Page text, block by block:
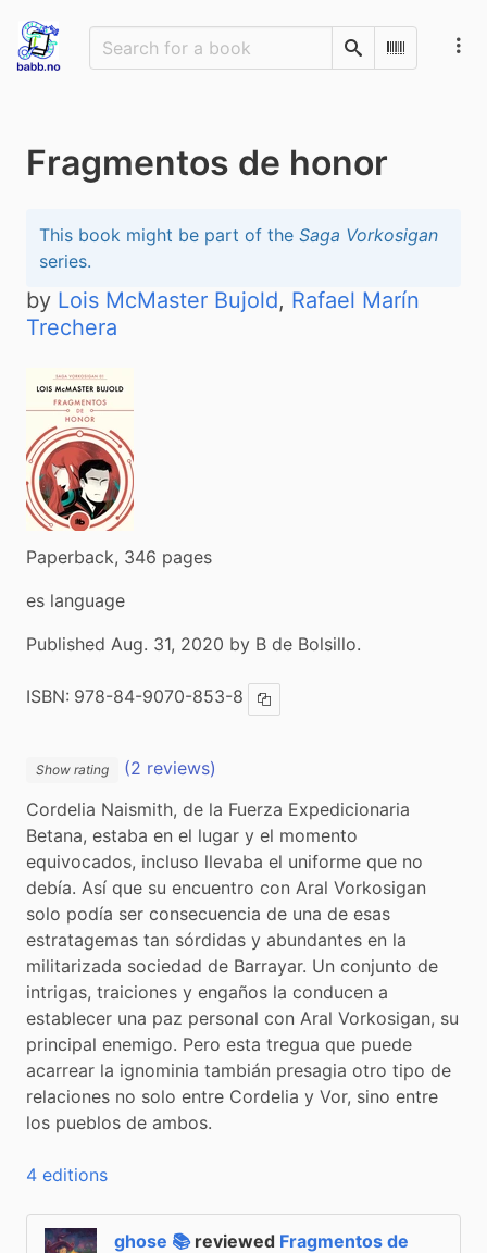
SearchScan
Fragmentos de honor
This book might be part of the Saga Vorkosigan
series.
by Lois McMaster Bujold, Rafael Marín
Trechera
Paperback, 346 pages
es language
Published Aug. 31, 2020 by B de Bolsillo.
ISBN: 978-84-9070-853-8 Copy ISBN
Show rating
(2 reviews)
Cordelia Naismith, de la Fuerza Expedicionaria
Betana, estaba en el lugar y el momento
equivocados, incluso llevaba el uniforme que no
debía. Así que su encuentro con Aral Vorkosigan
solo podía ser consecuencia de una de esas
estratagemas tan sórdidas y abundantes en la
militarizada sociedad de Barrayar. Un conjunto de
intrigas, traiciones y engaños la conducen a
establecer una paz personal con Aral Vorkosigan, su
principal enemigo. Pero esta tregua que puede
acarrear la ignominia tambián presagia otro tipo de
relaciones no solo entre Cordelia y Vor, sino entre
los pueblos de ambos.
4 editions
ghose 📚 reviewed Fragmentos de